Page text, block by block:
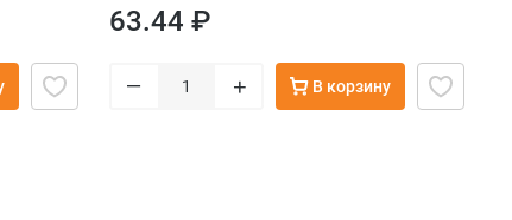
63.44 ₽
– + В корзину